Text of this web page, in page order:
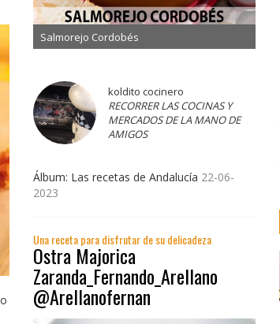
Salmorejo Cordobés
koldito cocinero
RECORRER LAS COCINAS Y
MERCADOS DE LA MANO DE
AMIGOS
Álbum: Las recetas de Andalucía 22-06-
2023
Una receta para disfrutar de su delicadeza
Ostra Majorica
Zaranda_Fernando_Arellano
@Arellanofernan